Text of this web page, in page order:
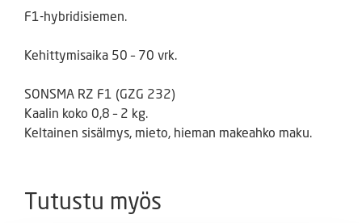
F1-hybridisiemen.
Kehittymisaika 50 – 70 vrk.
SONSMA RZ F1 (GZG 232)
Kaalin koko 0,8 – 2 kg.
Keltainen sisälmys, mieto, hieman makeahko maku.
Tutustu myös